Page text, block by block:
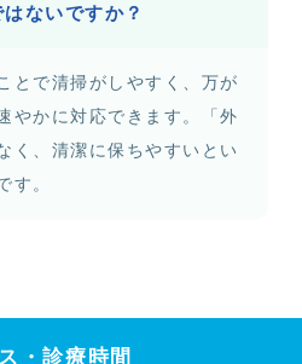
ないですか？
とで清掃がしやすく、万が
やかに対応できます。「外
く、清潔に保ちやすいとい
す。
・診療時間